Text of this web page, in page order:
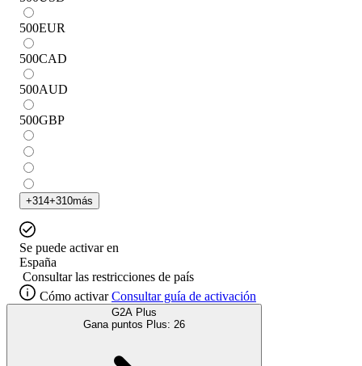
500EUR
500CAD
500AUD
500GBP
+314+310más
Se puede activar en
España
Consultar las restricciones de país
Cómo activar Consultar guía de activación
G2A Plus
Gana puntos Plus: 26